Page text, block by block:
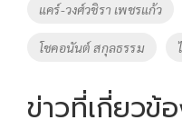
แคร์-วงศ์วชิรา เพชรแก้ว
โชคอนันต์ สกุลธรรม
ข่าวที่เกี่ยวข้